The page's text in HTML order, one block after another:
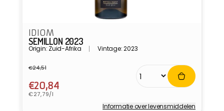
IDIOM
SEMILLON 2023
Origin: Zuid-Afrika Vintage: 2023
Normale
prijs
€24,51
Aanbiedingsprijs
€20,84
Eenheidsprijs
€27,79/l
Informatie over levensmiddelen